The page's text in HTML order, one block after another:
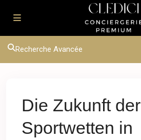
Recherche Avancée
Die Zukunft der
Sportwetten in